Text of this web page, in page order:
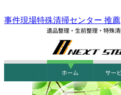
事件現場特殊清掃センター 推薦